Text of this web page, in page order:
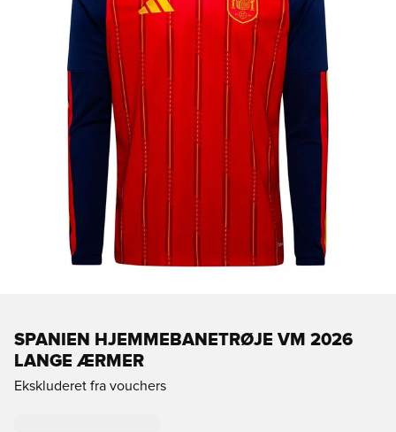
SPANIEN HJEMMEBANETRØJE VM 2026
LANGE ÆRMER
Ekskluderet fra vouchers